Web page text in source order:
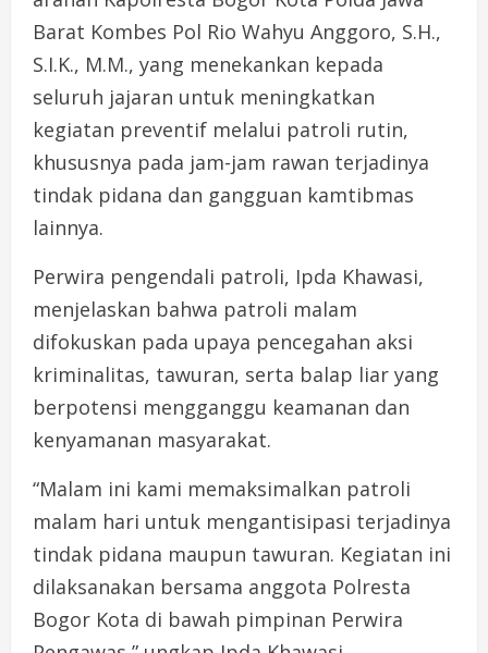
Barat Kombes Pol Rio Wahyu Anggoro, S.H.,
S.I.K., M.M., yang menekankan kepada
seluruh jajaran untuk meningkatkan
kegiatan preventif melalui patroli rutin,
khususnya pada jam-jam rawan terjadinya
tindak pidana dan gangguan kamtibmas
lainnya.
Perwira pengendali patroli, Ipda Khawasi,
menjelaskan bahwa patroli malam
difokuskan pada upaya pencegahan aksi
kriminalitas, tawuran, serta balap liar yang
berpotensi mengganggu keamanan dan
kenyamanan masyarakat.
“Malam ini kami memaksimalkan patroli
malam hari untuk mengantisipasi terjadinya
tindak pidana maupun tawuran. Kegiatan ini
dilaksanakan bersama anggota Polresta
Bogor Kota di bawah pimpinan Perwira